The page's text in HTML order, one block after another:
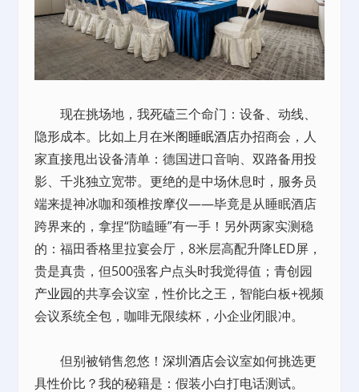
现在挑场地，我死磕三个命门：设备、动线、
隐形成本。比如上月在米阁睡眠酒店办招商会，人
家直接甩出设备清单：德国进口音响、双路备用投
影、千兆独立宽带。更绝的是中场休息时，服务员
端来提神冰咖和颈椎按摩仪——毕竟是从睡眠酒店
跨界来的，拿捏“防瞌睡”有一手！另外两家实测稳
的：福田香格里拉宴会厅，8米层高配升降LED屏，
贵是真贵，但500强客户点头时我觉得值；青创园
产业园的共享会议室，性价比之王，智能白板+视频
会议系统全包，咖啡无限续杯，小企业闭眼冲。
但别被销售忽悠！深圳酒店会议室如何挑选更
具性价比？我的秘籍是：假装小白打电话测试。